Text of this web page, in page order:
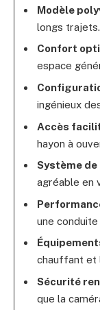
Modèle
longs trajets.
Confort
espace
ingénieux
Accès
hayon à
Système
agréable en
une
chauffant et
Sécurité
que la